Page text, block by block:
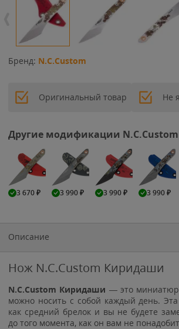
Бренд: N.C.Custom
Оригинальный товар Не
Другие модификации
3 670₽ 3 990₽ 3 990₽ 3 990₽
Описание
Нож N.C.Custom Киридаши
N.C.Custom Киридаши — это
можно носить с собой каждый день.
как средний брелок и вы не будете
до того момента, как он вам не